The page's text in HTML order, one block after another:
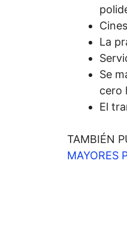
La
Se
cero
El
TAMBIÉN
MAYORES